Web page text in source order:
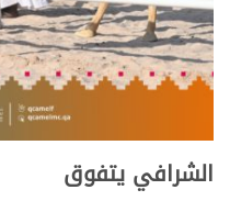
الشرافي يتفوق